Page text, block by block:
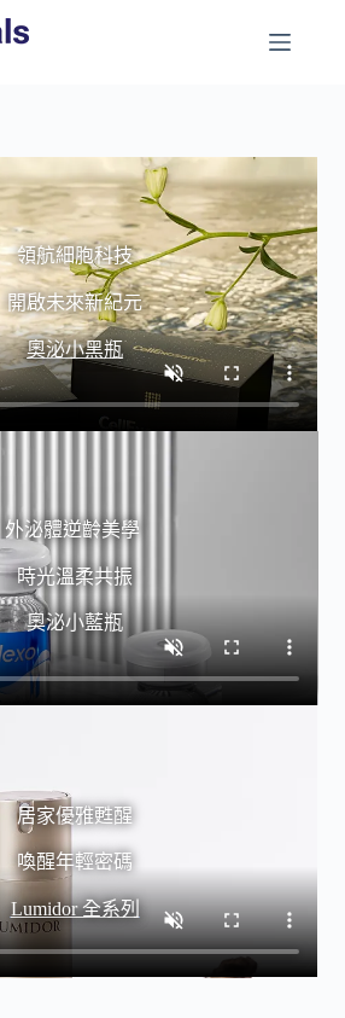
領航細胞科技
開啟未來新紀元
奧泌小黑瓶
外泌體逆齡美學
時光溫柔共振
奧泌小藍瓶
居家優雅甦醒
喚醒年輕密碼
Lumidor 全系列